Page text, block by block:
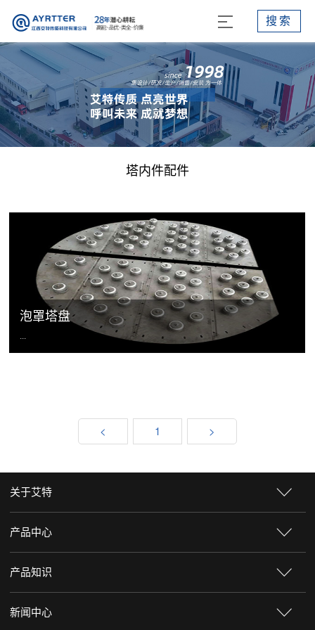
搜索
塔内件配件
泡罩塔盘
...
< 1 >
关于艾特
产品中心
产品知识
新闻中心